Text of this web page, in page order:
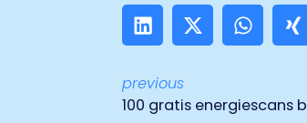
previous
100 gratis energiescans